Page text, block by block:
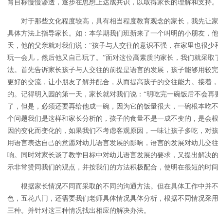
育目标慢慢渗透，逐步在思想上达成共识，以取得家长的理解和支持。
对于那些文化程度较高，具有相当程度教育观念的家长，我先让
具体方法上指导家长。如：本学期我们班新来了一个叫明的小朋友，
天，他的父亲就对我们说：“孩子与人交往的意识不强，在家里也很
玩一会儿，然后他又自己玩了。”面对这位高素质的家长，我们就采
法。首先告诉家长孩子与人交往的前提是语言的发展，孩子能够用较
更好的交流，让小朋友了解并配合，从而提高孩子的交往能力。接着
的。记得明入园的第一天，家长就对我们说：“明吃完一碗饭后不会
了，但是，必须还要再给他成一碗，因为它的饭量很大，一碗根本吃
个问题我们是这样和家长分析的，孩子的食量不是一成不变的，是会
因的变化而变化的，如果我们不考虑客观原因，一味让孩子多吃，对
用语言表达自己的意愿对幼儿语言发展的影响，语言的发展对幼儿交
响。同时对家长谈了教学目标中对幼儿语言发展的要求，又提出解决
示非常赞同我们的观点，并按我们的方法积极配合，使明在很短的时
根据家长情况不同而采取的不同的沟通方法。但在具体工作中并
色，五花八门，还需要我们老师具体情况具体分析，根据不同情况采
三种。并针对这三种情况找出相应的解决办法。